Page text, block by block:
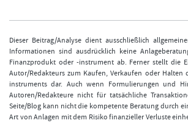
Dieser Beitrag/Analyse dient ausschließlich
Informationen sind ausdrücklich keine
Finanzprodukt oder -instrument ab. Ferner stellt die
Autor/Redakteurs zum Kaufen, Verkaufen oder
instruments dar. Auch wenn Formulierungen und
Autoren/Redakteure nicht für tatsächliche
Seite/Blog kann nicht die kompetente Beratung durch
Art von Anlagen mit dem Risiko finanzieller Verluste